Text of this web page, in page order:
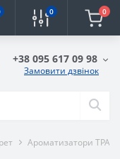
0 0
+38 095 617 09 98
Замовити дзвінок
Ароматизатори TPA